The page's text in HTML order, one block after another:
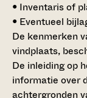
• Inventaris of
• Eventueel
De kenmerken
vindplaats,
De inleiding op
informatie over
achtergronden